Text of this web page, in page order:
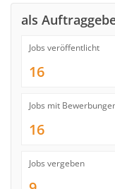
als
Jobs veröffentlicht
16
Jobs mit
16
Jobs vergeben